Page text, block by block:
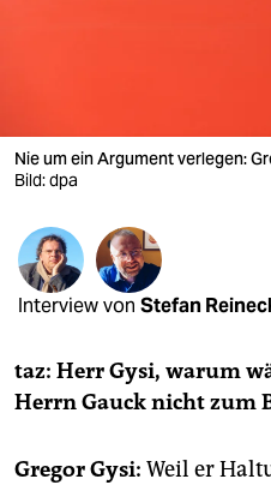
veranstaltungen
fragen & hilfe
unterstützen
genossenschaft
Nie um ein Argument verlegen:
Bild: dpa
Interview von Stefan
taz: Herr Gysi, warum
Herrn Gauck nicht zum
Gregor Gysi: Weil er